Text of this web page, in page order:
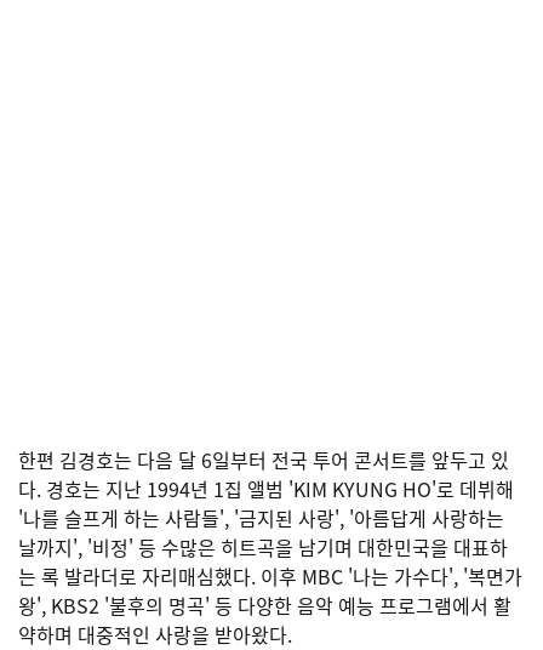
한편 김경호는 다음 달 6일부터 전국 투어 콘서트를 앞두고 있
다. 경호는 지난 1994년 1집 앨범 'KIM KYUNG HO'로 데뷔해
'나를 슬프게 하는 사람들', '금지된 사랑', '아름답게 사랑하는
날까지', '비정' 등 수많은 히트곡을 남기며 대한민국을 대표하
는 록 발라더로 자리매심했다. 이후 MBC '나는 가수다', '복면가
왕', KBS2 '불후의 명곡' 등 다양한 음악 예능 프로그램에서 활
약하며 대중적인 사랑을 받아왔다.